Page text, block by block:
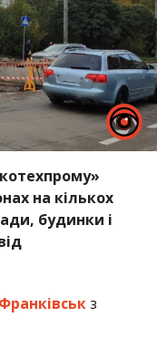
на кількох
будинки і
з